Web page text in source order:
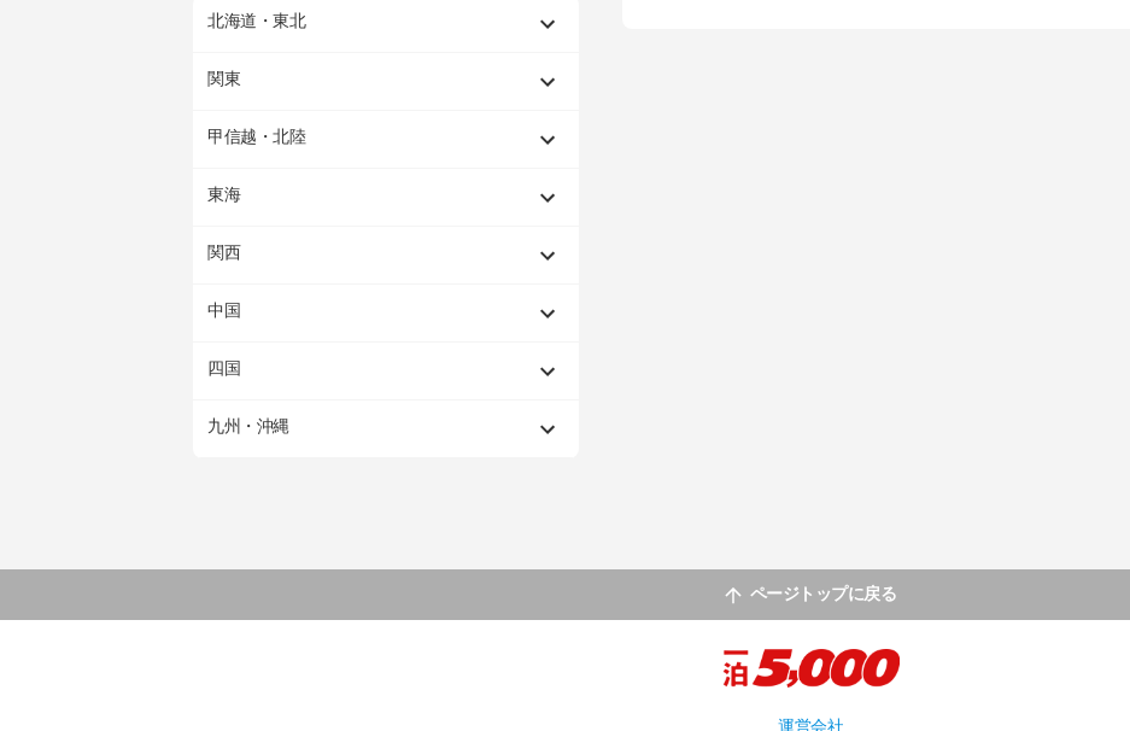
北海道・東北
関東
甲信越・北陸
東海
関西
中国
四国
九州・沖縄
ページトップに戻る
運営会社